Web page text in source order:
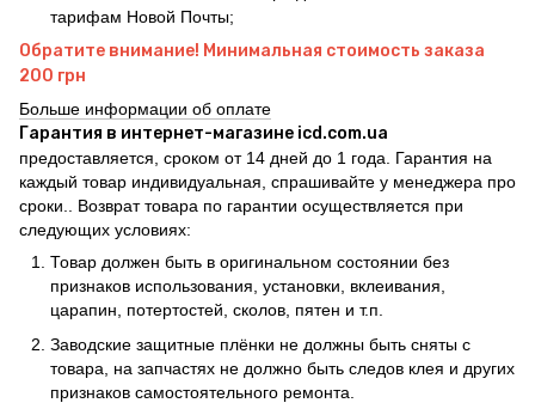
тарифам Новой Почты;
Обратите внимание! Минимальная стоимость заказа
200 грн
Больше информации об оплате
Гарантия в интернет-магазине icd.com.ua
предоставляется, сроком от 14 дней до 1 года. Гарантия на
каждый товар индивидуальная, спрашивайте у менеджера про
сроки.. Возврат товара по гарантии осуществляется при
следующих условиях:
Товар должен быть в оригинальном состоянии без
признаков использования, установки, вклеивания,
царапин, потертостей, сколов, пятен и т.п.
Заводские защитные плёнки не должны быть сняты с
товара, на запчастях не должно быть следов клея и других
признаков самостоятельного ремонта.